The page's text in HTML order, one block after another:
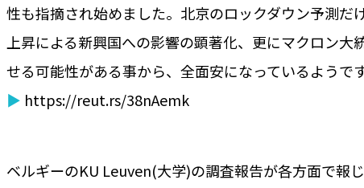
性も指摘され始めました。北京のロックダウン予測
上昇による新興国への影響の顕著化、更にマクロン
せる可能性がある事から、全面安になっているようです
▶ https://reut.rs/38nAemk
ベルギーのKU Leuven(大学)の調査報告が各方面で報